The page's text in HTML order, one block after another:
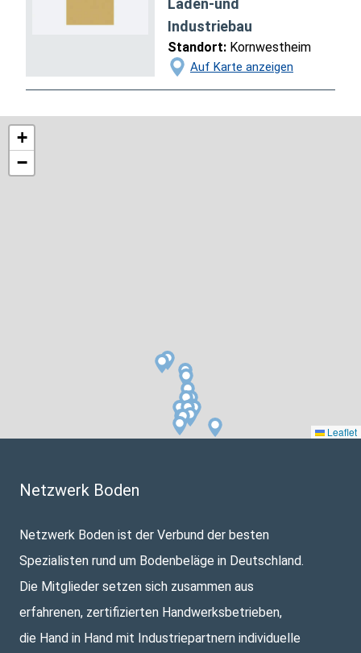
Netzwerk Boden
Netzwerk Boden ist der Verbund der besten
Spezialisten rund um Bodenbeläge in Deutschland.
Die Mitglieder setzen sich zusammen aus
erfahrenen, zertifizierten Handwerksbetrieben,
die Hand in Hand mit Industriepartnern individuelle